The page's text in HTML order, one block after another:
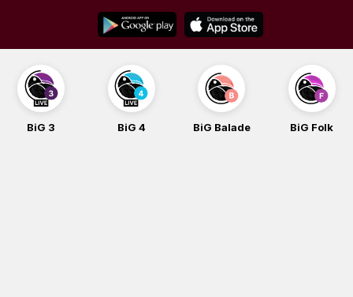
content
BiG 3 BiG 4 BiG Balade BiG Folk